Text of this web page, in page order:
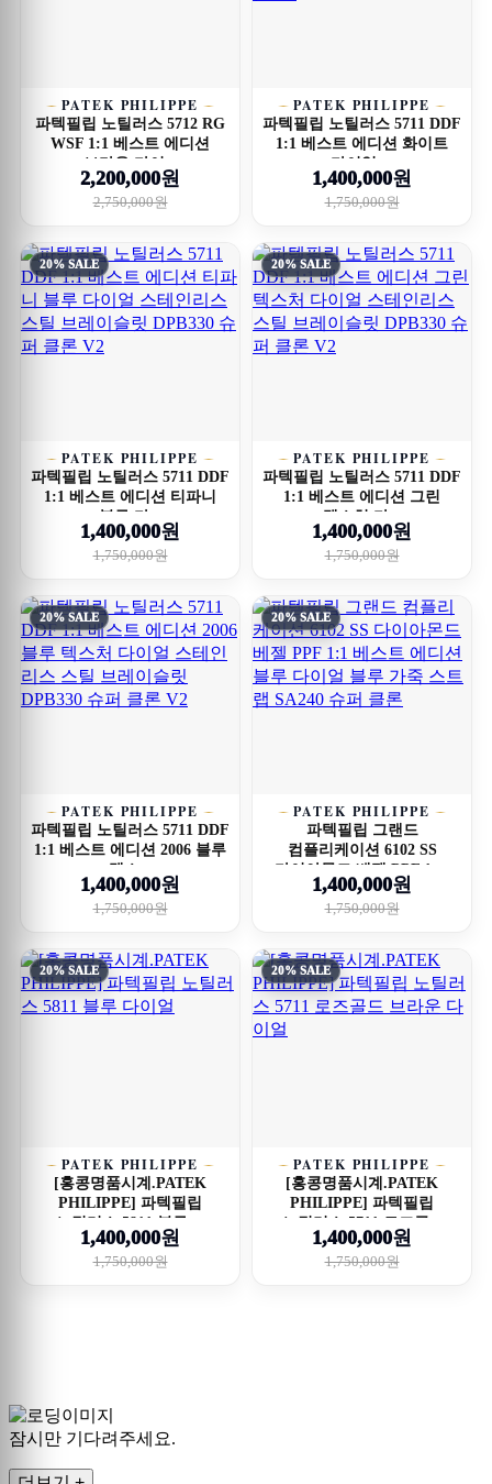
PATEK PHILIPPE
파텍필립 노틸러스 5712 RG
WSF 1:1 베스트 에디션
브라운 다이...
2,200,000원
2,750,000원
PATEK PHILIPPE
파텍필립 노틸러스 5711 DDF
1:1 베스트 에디션 화이트
다이얼 ...
1,400,000원
1,750,000원
20% SALE
PATEK PHILIPPE
파텍필립 노틸러스 5711 DDF
1:1 베스트 에디션 티파니
블루 다...
1,400,000원
1,750,000원
20% SALE
PATEK PHILIPPE
파텍필립 노틸러스 5711 DDF
1:1 베스트 에디션 그린
텍스처 다...
1,400,000원
1,750,000원
20% SALE
PATEK PHILIPPE
파텍필립 노틸러스 5711 DDF
1:1 베스트 에디션 2006 블루
텍스...
1,400,000원
1,750,000원
20% SALE
PATEK PHILIPPE
파텍필립 그랜드
컴플리케이션 6102 SS
다이아몬드 베젤 PPF 1:...
1,400,000원
1,750,000원
20% SALE
PATEK PHILIPPE
[홍콩명품시계.PATEK
PHILIPPE] 파텍필립
노틸러스 5811 블루 ...
1,400,000원
1,750,000원
20% SALE
PATEK PHILIPPE
[홍콩명품시계.PATEK
PHILIPPE] 파텍필립
노틸러스 5711 로즈골...
1,400,000원
1,750,000원
잠시만 기다려주세요.